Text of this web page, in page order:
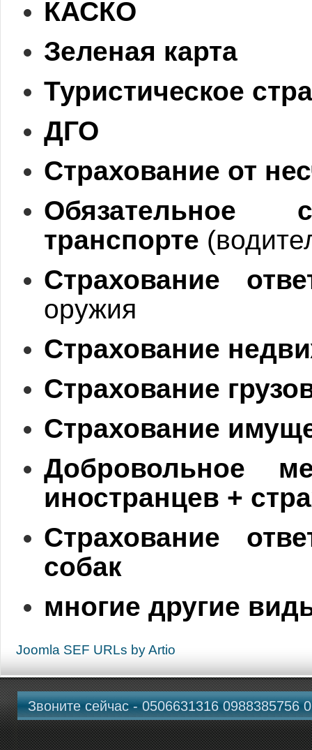
КАСКО
Зеленая карта
Туристическое
ДГО
Страхование от
транспорте
Страхование
оружия
Страхование
Страхование
Страхование
Добровольное
иностранцев +
Страхование
собак
многие другие
Joomla SEF URLs by Artio
Звоните сейчас - 0506631316 0988385756